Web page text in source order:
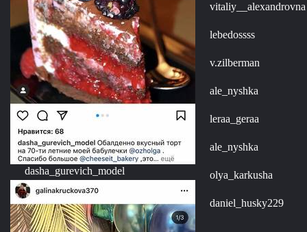
dasha_gurevich_model
vitaliy__alexandrovna
lebedossss
v.zilberman
ale_nyshka
leraa_geraa
ale_nyshka
olya_karkusha
daniel_husky229